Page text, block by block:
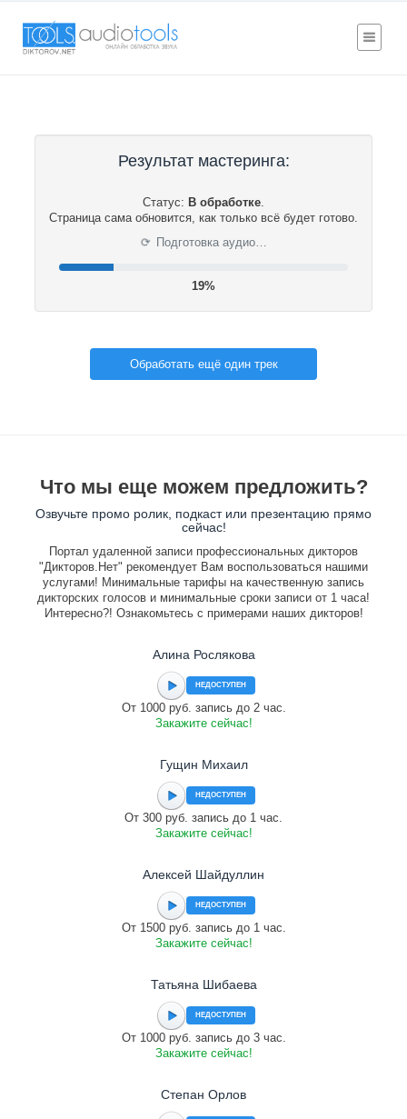
Результат мастеринга:
Статус: В обработке.
Страница сама обновится, как только всё будет готово.
⟳ Подготовка аудио…
20%
Обработать ещё один трек
Что мы еще можем предложить?
Озвучьте промо ролик, подкаст или презентацию прямо
сейчас!
Портал удаленной записи профессиональных дикторов
"Дикторов.Нет" рекомендует Вам воспользоваться нашими
услугами! Минимальные тарифы на качественную запись
дикторских голосов и минимальные сроки записи от 1 часа!
Интересно?! Ознакомьтесь с примерами наших дикторов!
Алина Рослякова
НЕДОСТУПЕН
От 1000 руб. запись до 2 час.
Закажите сейчас!
Гущин Михаил
НЕДОСТУПЕН
От 300 руб. запись до 1 час.
Закажите сейчас!
Алексей Шайдуллин
НЕДОСТУПЕН
От 1500 руб. запись до 1 час.
Закажите сейчас!
Татьяна Шибаева
НЕДОСТУПЕН
От 1000 руб. запись до 3 час.
Закажите сейчас!
Cтепан Орлов